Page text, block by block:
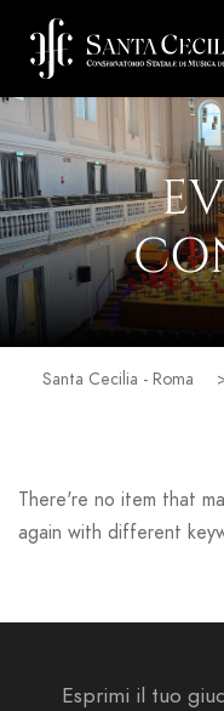
Santa Cecilia - Roma
There're no item that
again with different
Esprimi il tuo